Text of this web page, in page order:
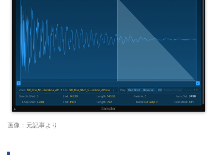
画像：元記事より